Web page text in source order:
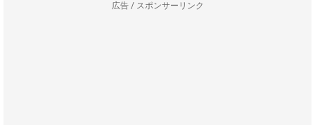
広告 / スポンサーリンク